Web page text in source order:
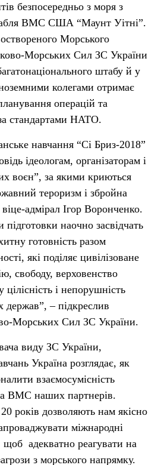
безпосередньо з моря з
ВМС США “Маунт Уітні”.
Морського
Морських Сил ЗС України
штабу й у
колегами отримає
операцій та
стандартами НАТО.
навчання “Сі Бриз-2018”
ідеологам, організаторам і
воєн”, за якими криються
тероризм і збройна
адмірал Ігор Воронченко.
підготовки наочно засвідчать
готовність разом
які поділяє цивілізоване
свободу, верховенство
цілісність і непорушність
держав”, – підкреслив
Морських Сил ЗС України.
виду ЗС України,
Україна розглядає, як
взаємосумісність
ВМС наших партнерів.
років дозволяють нам якісно
міжнародні
щоб адекватно реагувати на
з морського напрямку.